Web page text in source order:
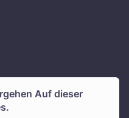
Auf dieser